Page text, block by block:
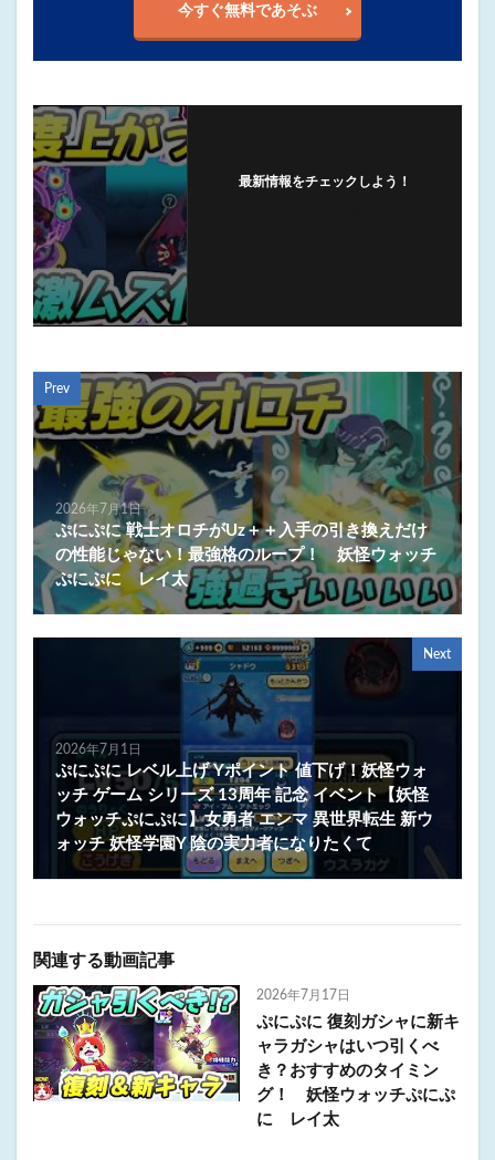
今すぐ無料であそぶ
最新情報をチェックしよう！
Prev
2026年7月1日
ぷにぷに 戦士オロチがUz＋＋入手の引き換えだけ
の性能じゃない！最強格のループ！ 妖怪ウォッチ
ぷにぷに レイ太
Next
2026年7月1日
ぷにぷに レベル上げ Yポイント 値下げ！妖怪ウォ
ッチ ゲーム シリーズ 13周年 記念 イベント【妖怪
ウォッチぷにぷに】女勇者 エンマ 異世界転生 新ウ
ォッチ 妖怪学園Y 陰の実力者になりたくて
関連する動画記事
2026年7月17日
ぷにぷに 復刻ガシャに新キ
ャラガシャはいつ引くべ
き？おすすめのタイミン
グ！ 妖怪ウォッチぷにぷ
に レイ太